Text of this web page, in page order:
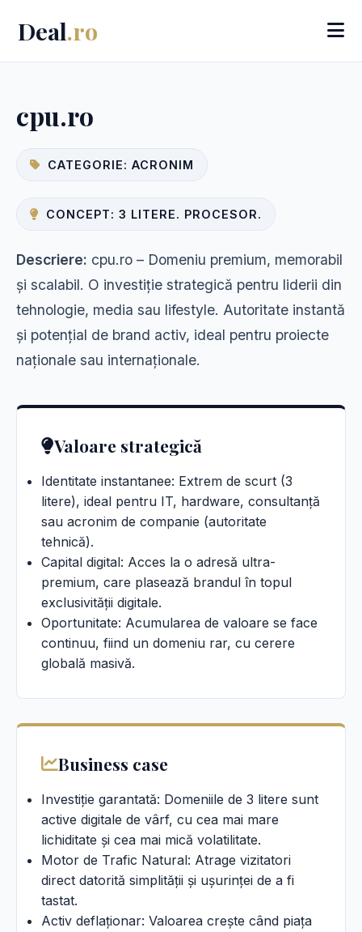
Deal.ro
cpu.ro
CATEGORIE: ACRONIM
CONCEPT: 3 LITERE. PROCESOR.
Descriere: cpu.ro – Domeniu premium, memorabil
și scalabil. O investiție strategică pentru liderii din
tehnologie, media sau lifestyle. Autoritate instantă
și potențial de brand activ, ideal pentru proiecte
naționale sau internaționale.
Valoare strategică
Identitate instantanee: Extrem de scurt (3
litere), ideal pentru IT, hardware, consultanță
sau acronim de companie (autoritate
tehnică).
Capital digital: Acces la o adresă ultra-
premium, care plasează brandul în topul
exclusivității digitale.
Oportunitate: Acumularea de valoare se face
continuu, fiind un domeniu rar, cu cerere
globală masivă.
Business case
Investiție garantată: Domeniile de 3 litere sunt
active digitale de vârf, cu cea mai mare
lichiditate și cea mai mică volatilitate.
Motor de Trafic Natural: Atrage vizitatori
direct datorită simplității și ușurinței de a fi
tastat.
Activ deflaționar: Valoarea crește când piața